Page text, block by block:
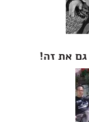
את זה!